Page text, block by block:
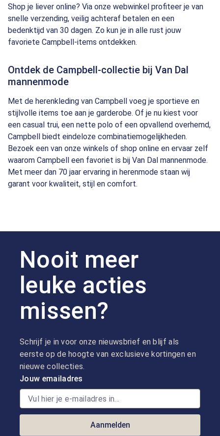
Shop je liever online? Via onze webwinkel profiteer je van
snelle verzending, veilig achteraf betalen en een
bedenktijd van 30 dagen. Zo kun je in alle rust jouw
favoriete Campbell-items ontdekken.
Ontdek de Campbell-collectie bij Van Dal
mannenmode
Met de herenkleding van Campbell voeg je sportieve en
stijlvolle items toe aan je garderobe. Of je nu kiest voor
een casual trui, een nette polo of een opvallend overhemd,
Campbell biedt eindeloze combinatiemogelijkheden.
Bezoek een van onze winkels of shop online en ervaar zelf
waarom Campbell een favoriet is bij Van Dal mannenmode.
Met meer dan 70 jaar ervaring in herenmode staan wij
garant voor kwaliteit, stijl en comfort.
Nooit meer
leuke acties
missen?
Schrijf je in voor onze nieuwsbrief en blijf als
eerste op de hoogte van exclusieve kortingen en
nieuwe collecties.
Jouw emailadres
Aanmelden